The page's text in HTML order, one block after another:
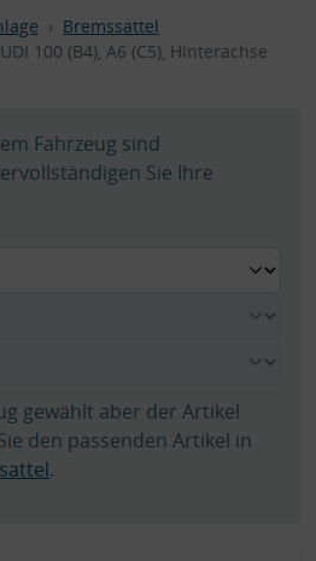
Bremssattel
100 (B4), A6 (C5), Hinterachse
Fahrzeug sind
Sie Ihre
gewählt aber der Artikel
den passenden Artikel in
.